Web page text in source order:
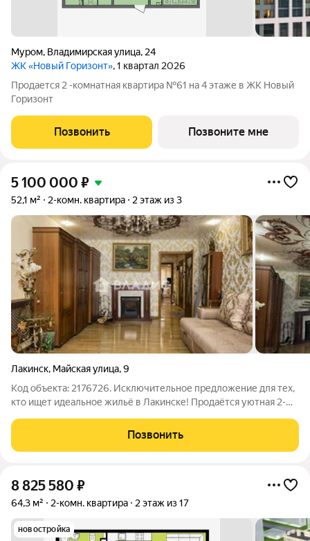
Муром, Владимирская улица, 24
ЖК «Новый Горизонт», 1 квартал 2026
Продается 2 -комнатная квартира №61 на 4 этаже в ЖК Новый
Горизонт
Позвонить Позвоните мне
5 100 000 ₽
52,1 м² 2-комн. квартира 2 этаж из 3
Лакинск, Майская улица,9
Код объекта: 2176726. Исключительное предложение для тех,
кто ищет идеальное жильё в Лакинске! Продаётся уютная 2-
под семейную ипотеку со ставкой 6 % Расположена на втором
этаже трёхэтажного
Позвонить
8 825 580 ₽
64,3 м² 2-комн. квартира 2 этаж из 17
новостройка